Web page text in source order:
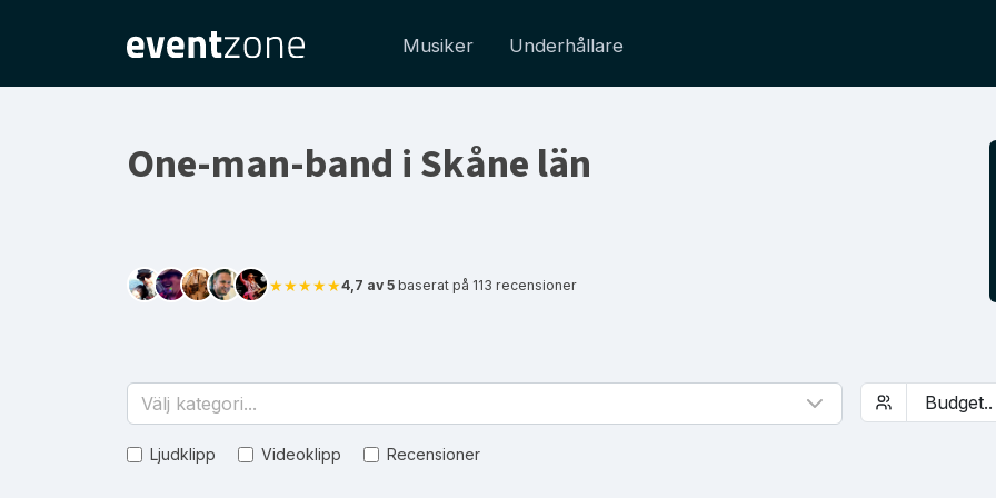
Musiker Underhållare
One-man-band i Skåne län
★★★★★4,7 av 5 baserat på 113 recensioner
Välj kategori...
Ljudklipp Videoklipp Recensioner